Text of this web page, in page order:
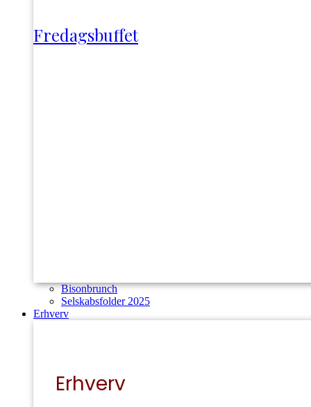
Fredagsbuffet
Bisonbrunch
Selskabsfolder 2025
Erhverv
Erhverv